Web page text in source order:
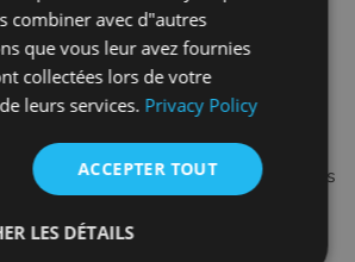
formation inclusifs : mettez en place
explorent la diversité des genres, les
et leur impact sur les
les clients. Donnez au personnel des
empathie.
FRENCH
CROATIAN
ITALIAN
PORTUGUESE
combiner avec d"autres
que vous leur avez fournies
collectées lors de votre
leurs services. Privacy Policy
ACCEPTER TOUT
LES DÉTAILS